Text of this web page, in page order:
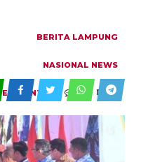
BERITA LAMPUNG
NASIONAL NEWS
PEMERINTAH 0 0
VIEW